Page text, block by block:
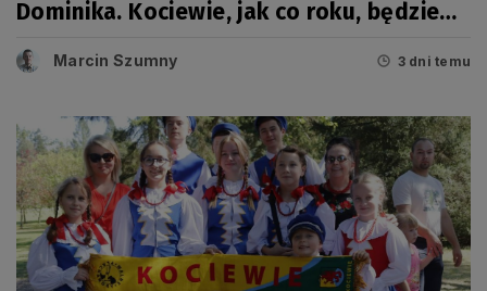
Dominika. Kociewie, jak co roku, będzie
Marcin Szumny 3 dni temu